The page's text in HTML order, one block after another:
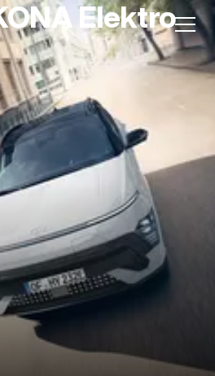
Elektro